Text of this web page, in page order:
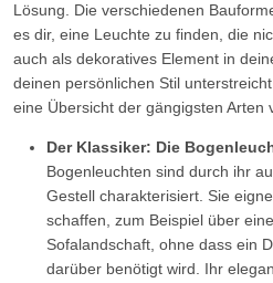
Lösung. Die verschiedenen
es dir, eine Leuchte zu finden, die
auch als dekoratives Element in
deinen persönlichen Stil
eine Übersicht der gängigsten Arten
Der Klassiker: Die
Bogenleuchten sind durch ihr
Gestell charakterisiert. Sie
schaffen, zum Beispiel über
Sofalandschaft, ohne dass ein
darüber benötigt wird. Ihr